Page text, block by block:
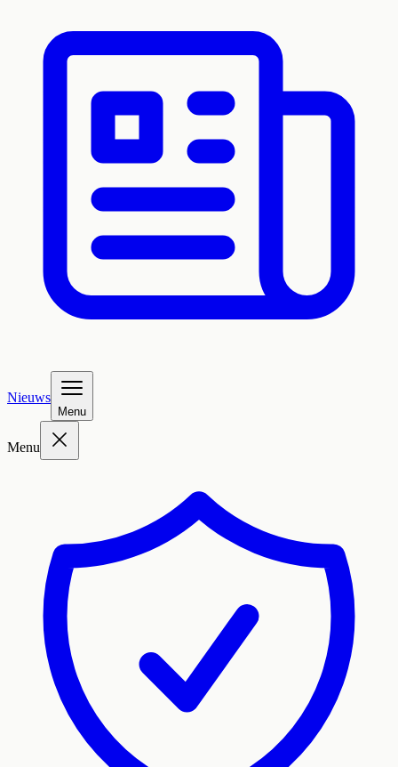
Nieuws
Menu
Menu